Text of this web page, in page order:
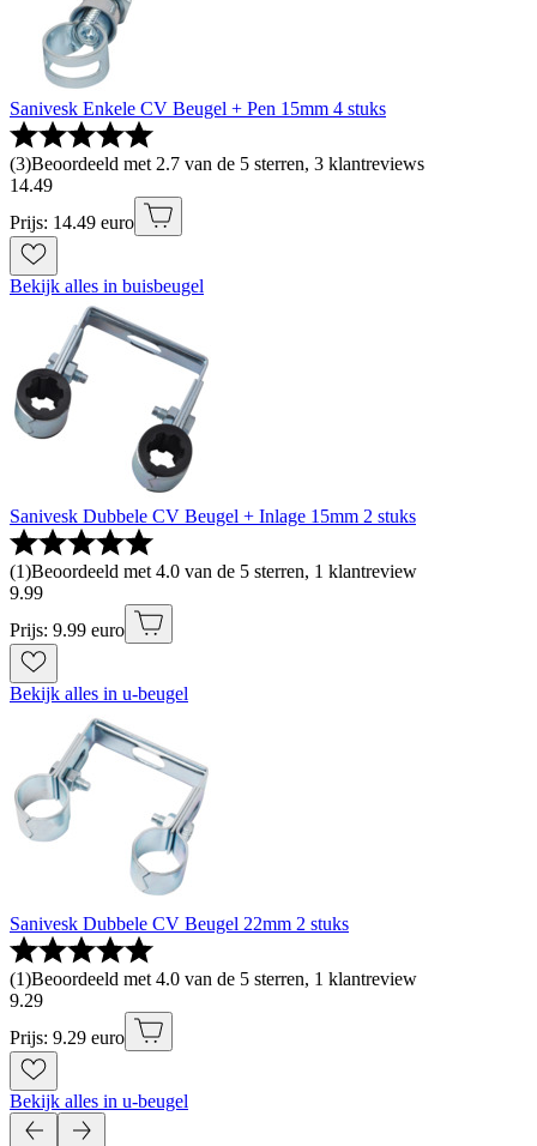
Sanivesk Enkele CV Beugel + Pen 15mm 4 stuks
(3)Beoordeeld met 2.7 van de 5 sterren, 3 klantreviews
14.49
Prijs: 14.49 euro
Bekijk alles in buisbeugel
Sanivesk Dubbele CV Beugel + Inlage 15mm 2 stuks
(1)Beoordeeld met 4.0 van de 5 sterren, 1 klantreview
9.99
Prijs: 9.99 euro
Bekijk alles in u-beugel
Sanivesk Dubbele CV Beugel 22mm 2 stuks
(1)Beoordeeld met 4.0 van de 5 sterren, 1 klantreview
9.29
Prijs: 9.29 euro
Bekijk alles in u-beugel